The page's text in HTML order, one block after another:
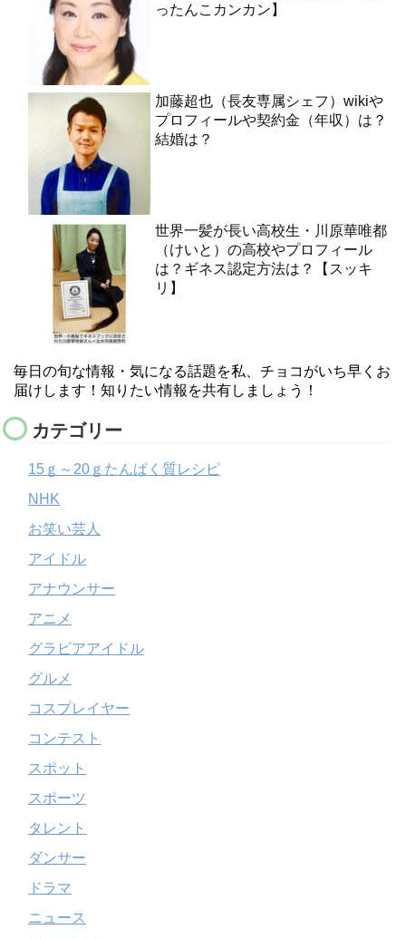
ったんこカンカン】
加藤超也（長友専属シェフ）wikiや
プロフィールや契約金（年収）は？
結婚は？
世界一髪が長い高校生・川原華唯都
（けいと）の高校やプロフィール
は？ギネス認定方法は？【スッキ
リ】
毎日の旬な情報・気になる話題を私、チョコがいち早くお
届けします！知りたい情報を共有しましょう！
カテゴリー
15ｇ～20ｇたんぱく質レシピ
NHK
お笑い芸人
アイドル
アナウンサー
アニメ
グラビアアイドル
グルメ
コスプレイヤー
コンテスト
スポット
スポーツ
タレント
ダンサー
ドラマ
ニュース